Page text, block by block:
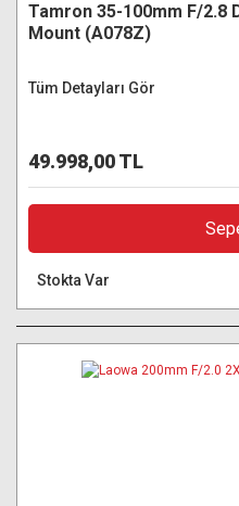
Tamron 35-100mm F/2.8
Mount (A078Z)
Tüm Detayları Gör
49.998,00 TL
Stokta Var